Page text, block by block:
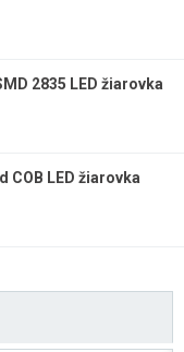
2835 LED žiarovka
COB LED žiarovka